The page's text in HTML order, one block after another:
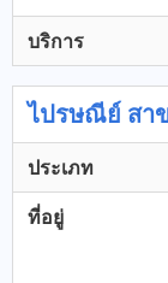
บริการ
ไปรษณีย์ สา
ประเภท
ที่อยู่